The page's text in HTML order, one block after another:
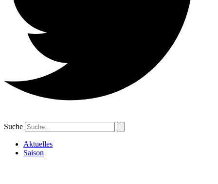
Suche
Aktuelles
Saison